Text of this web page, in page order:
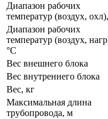
Диапазон рабочих
температур (воздух,
Диапазон рабочих
температур (воздух,
°C
Вес внешнего блока
Вес внутреннего блока
Вес, кг
Максимальная длина
трубопровода, м